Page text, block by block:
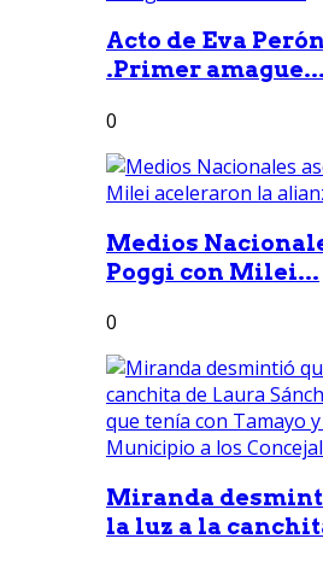
Acto de Eva
.Primer amague...
0
Medios
Poggi con Milei...
0
Miranda
la luz a la